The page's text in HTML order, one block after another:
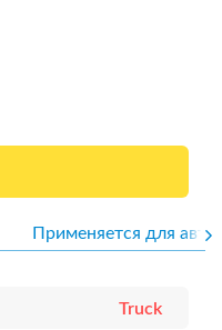
Применяется для авто
Truck